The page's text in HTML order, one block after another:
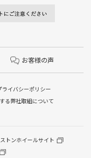
お客様の声
ライバシーポリシー
る弊社取組について
トンホイールサイト
/オイル交換/その他